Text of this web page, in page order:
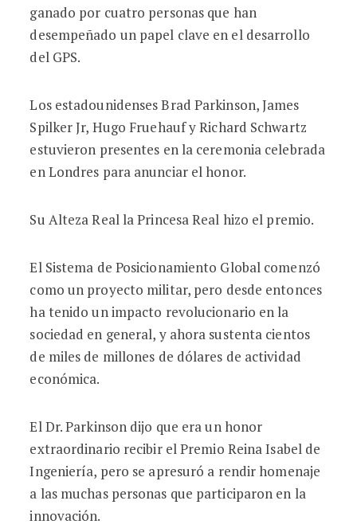
ganado por cuatro personas que han
desempeñado un papel clave en el desarrollo
del GPS.
Los estadounidenses Brad Parkinson, James
Spilker Jr, Hugo Fruehauf y Richard Schwartz
estuvieron presentes en la ceremonia celebrada
en Londres para anunciar el honor.
Su Alteza Real la Princesa Real hizo el premio.
El Sistema de Posicionamiento Global comenzó
como un proyecto militar, pero desde entonces
ha tenido un impacto revolucionario en la
sociedad en general, y ahora sustenta cientos
de miles de millones de dólares de actividad
económica.
El Dr. Parkinson dijo que era un honor
extraordinario recibir el Premio Reina Isabel de
Ingeniería, pero se apresuró a rendir homenaje
a las muchas personas que participaron en la
innovación.